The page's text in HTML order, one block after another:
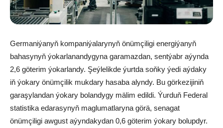
Germaniýanyň kompaniýalarynyň önümçiligi energiýanyň
bahasynyň ýokarlanandygyna garamazdan, sentýabr aýynda
2,6 göterim ýokarlandy. Şeýlelikde ýurtda soňky ýedi aýdaky
iň ýokary önümçilik mukdary hasaba alyndy. Bu görkezijiniň
garaşylandan ýokary bolandygy mälim edildi. Ýurduň Federal
statistika edarasynyň maglumatlaryna görä, senagat
önümçiligi awgust aýyndakydan 0,6 göterim ýokary bolupdyr.